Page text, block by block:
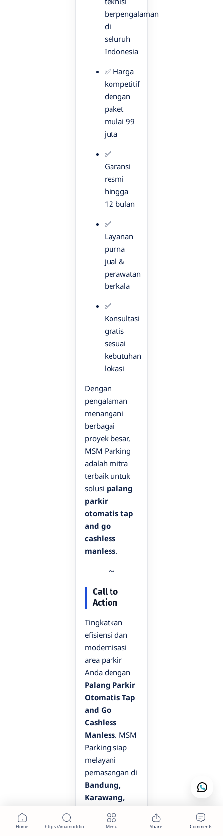
berpengalaman
di
seluruh
Indonesia
✅ Harga
kompetitif
dengan
paket
mulai 99
juta
✅
Garansi
resmi
hingga
12 bulan
✅
Layanan
purna
jual &
perawatan
berkala
✅
Konsultasi
gratis
sesuai
kebutuhan
lokasi
Dengan
pengalaman
menangani
berbagai
proyek besar,
MSM Parking
adalah mitra
terbaik untuk
solusi palang
parkir
otomatis tap
and go
cashless
manless.
Call to
Action
Tingkatkan
efisiensi dan
modernisasi
area parkir
Anda dengan
Palang Parkir
Otomatis Tap
and Go
Cashless
Manless. MSM
Parking siap
melayani
pemasangan di
Bandung,
Karawang,
Jakarta,